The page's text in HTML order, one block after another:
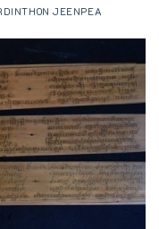
JEENPEA